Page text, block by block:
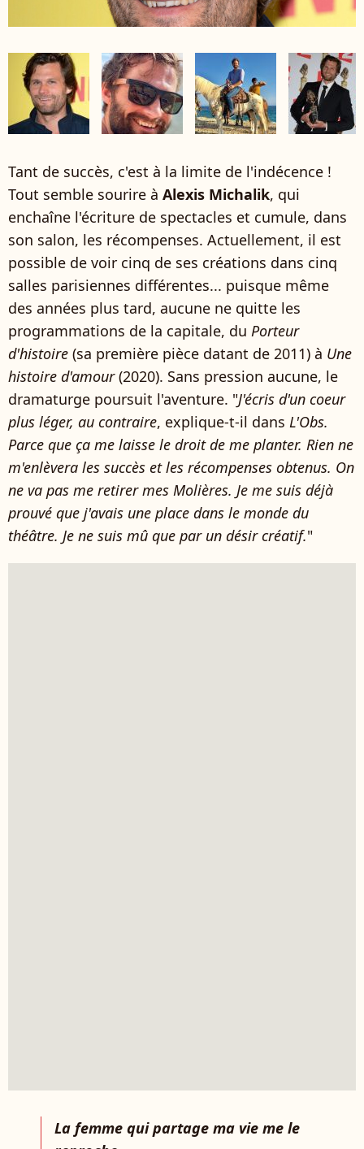
Tant de succès, c'est à la limite de l'indécence !
Tout semble sourire à Alexis Michalik, qui
enchaîne l'écriture de spectacles et cumule, dans
son salon, les récompenses. Actuellement, il est
possible de voir cinq de ses créations dans cinq
salles parisiennes différentes... puisque même
des années plus tard, aucune ne quitte les
programmations de la capitale, du Porteur
d'histoire (sa première pièce datant de 2011) à Une
histoire d'amour(2020). Sans pression aucune, le
dramaturge poursuit l'aventure. "J'écris d'un coeur
plus léger, au contraire, explique-t-il dans L'Obs.
Parce que ça me laisse le droit de me planter. Rien ne
m'enlèvera les succès et les récompenses obtenus. On
ne va pas me retirer mes Molières. Je me suis déjà
prouvé que j'avais une place dans le monde du
théâtre. Je ne suis mû que par un désir créatif."
La femme qui partage ma vie me le